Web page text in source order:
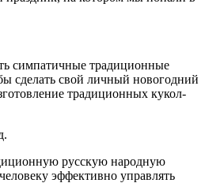
симпатичные традиционные
сделать свой личный новогодний
традиционных кукол-
русскую народную
эффективно управлять